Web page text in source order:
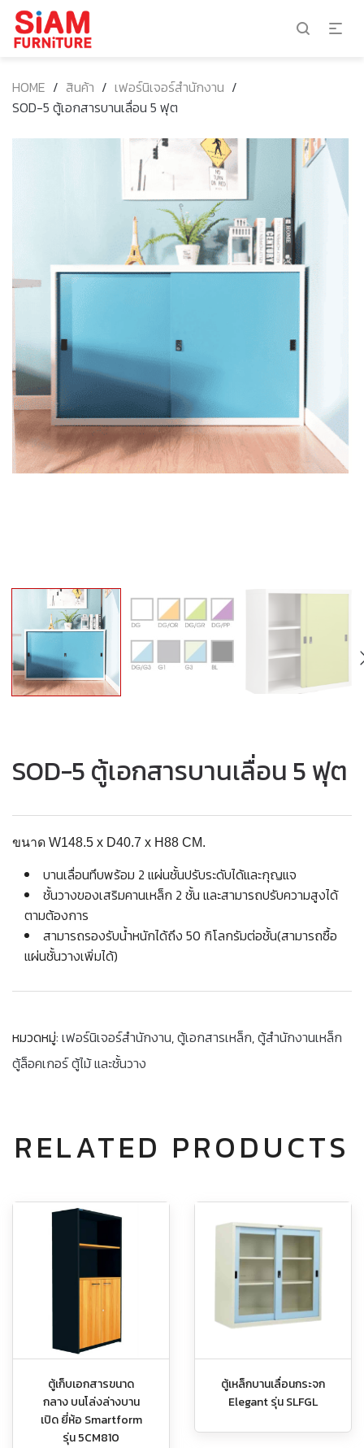
HOME / สินค้า / เฟอร์นิเจอร์สำนักงาน /
SOD-5 ตู้เอกสารบานเลื่อน 5 ฟุต
SOD-5 ตู้เอกสารบานเลื่อน 5 ฟุต
ขนาด W148.5 x D40.7 x H88 CM.
บานเลื่อนทึบพร้อม 2 แผ่นชั้นปรับระดับได้และกุญแจ
ชั้นวางของเสริมคานเหล็ก 2 ชั้น และสามารถปรับความสูงได้
ตามต้องการ
สามารถรองรับน้ำหนักได้ถึง 50 กิโลกรัมต่อชั้น(สามารถซื้อ
แผ่นชั้นวางเพิ่มได้)
หมวดหมู่: เฟอร์นิเจอร์สำนักงาน,ตู้เอกสารเหล็ก,ตู้สำนักงานเหล็ก
ตู้ล็อคเกอร์ ตู้ไม้ และชั้นวาง
RELATED PRODUCTS
ตู้เก็บเอกสารขนาด
กลาง บนโล่งล่างบาน
เปิด ยี่ห้อ Smartform
รุ่น 5CM810
ตู้เหล็กบานเลื่อนกระจก
Elegant รุ่น SLFGL